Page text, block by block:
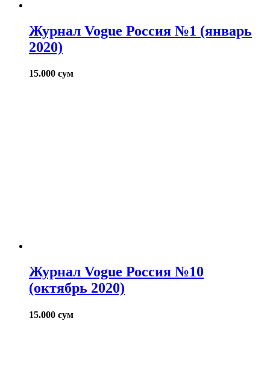
Журнал Vogue Россия №1 (январь
2020)
15.000 сум
Журнал Vogue Россия №10
(октябрь 2020)
15.000 сум